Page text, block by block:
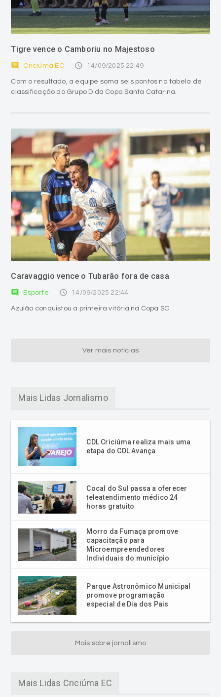
Tigre vence o Camboriu no Majestoso
comment Criciúma EC access_time 14/09/2025 22:49
Com o resultado, a equipe soma seis pontos na tabela de
classificação do Grupo D da Copa Santa Catarina.
Caravaggio vence o Tubarão fora de casa
comment Esporte access_time 14/09/2025 22:44
Azulão conquistou a primeira vitória na Copa SC
Ver mais notícias
Mais Lidas Jornalismo
CDL Criciúma realiza mais uma
etapa do CDL Avança
Cocal do Sul passa a oferecer
teleatendimento médico 24
horas gratuito
Morro da Fumaça promove
capacitação para
Microempreendedores
Individuais do município
Parque Astronômico Municipal
promove programação
especial de Dia dos Pais
Mais sobre jornalismo
Mais Lidas Criciúma EC